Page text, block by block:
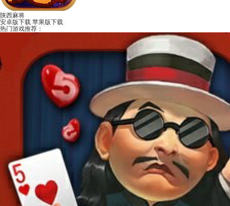
陕西麻将
安卓版下载 苹果版下载
热门游戏推荐：